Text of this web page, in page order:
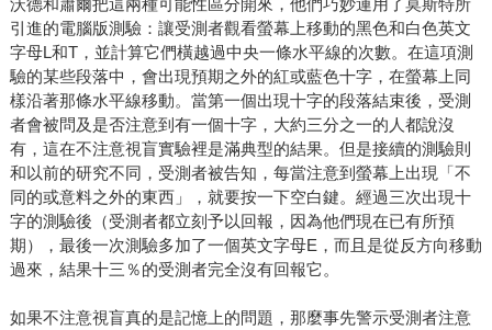
沃德和蕭爾把這兩種可能性區分開來，他們巧妙運用了莫斯特所
引進的電腦版測驗：讓受測者觀看螢幕上移動的黑色和白色英文
字母L和T，並計算它們橫越過中央一條水平線的次數。在這項測
驗的某些段落中，會出現預期之外的紅或藍色十字，在螢幕上同
樣沿著那條水平線移動。當第一個出現十字的段落結束後，受測
者會被問及是否注意到有一個十字，大約三分之一的人都說沒
有，這在不注意視盲實驗裡是滿典型的結果。但是接續的測驗則
和以前的研究不同，受測者被告知，每當注意到螢幕上出現「不
同的或意料之外的東西」，就要按一下空白鍵。經過三次出現十
字的測驗後（受測者都立刻予以回報，因為他們現在已有所預
期），最後一次測驗多加了一個英文字母E，而且是從反方向移動
過來，結果十三％的受測者完全沒有回報它。
如果不注意視盲真的是記憶上的問題，那麼事先警示受測者注意